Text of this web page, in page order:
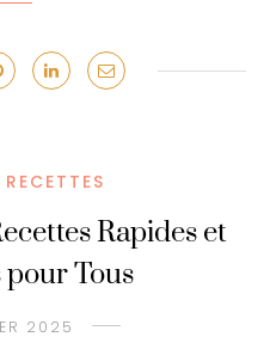
RECETTES
Rapides et
pour Tous
2025